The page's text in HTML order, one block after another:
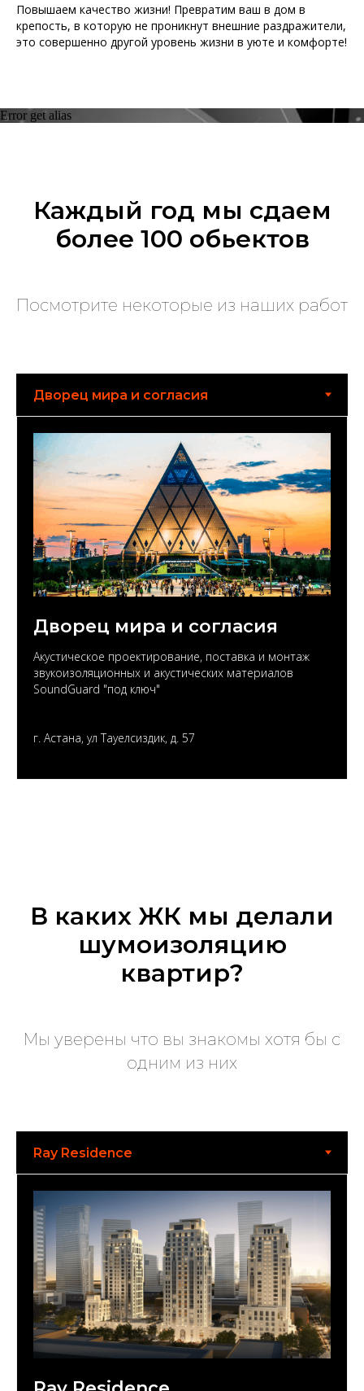
Повышаем качество жизни! Превратим ваш в дом в
крепость, в которую не проникнут внешние раздражители,
это совершенно другой уровень жизни в уюте и комфорте!
Error get alias
Каждый год мы сдаем
более 100 обьектов
Посмотрите некоторые из наших работ
Дворец мира и согласия
Акустическое проектирование, поставка и монтаж
звукоизоляционных и акустических материалов
SoundGuard "под ключ"
г. Астана, ул Тауелсиздик, д. 57
В каких ЖК мы делали
шумоизоляцию
квартир?
Мы уверены что вы знакомы хотя бы с
одним из них